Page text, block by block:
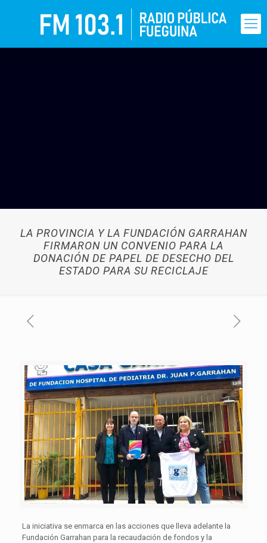
LA PROVINCIA Y LA FUNDACIÓN GARRAHAN
FIRMARON UN CONVENIO PARA LA
DONACIÓN DE PAPEL DE DESECHO DEL
ESTADO PARA SU RECICLAJE
La iniciativa se enmarca en las acciones que lleva adelante la
Fundación Garrahan para la recaudación de fondos y la